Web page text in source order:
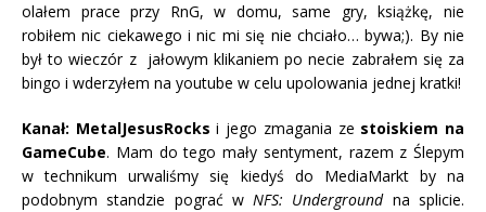
olałem prace przy RnG, w domu, same gry, książkę, nie
robiłem nic ciekawego i nic mi się nie chciało… bywa;). By nie
był to wieczór z jałowym klikaniem po necie zabrałem się za
bingo i wderzyłem na youtube w celu upolowania jednej kratki!
Kanał: MetalJesusRocks i jego zmagania ze stoiskiem na
GameCube. Mam do tego mały sentyment, razem z Ślepym
w technikum urwaliśmy się kiedyś do MediaMarkt by na
podobnym standzie pograć wNFS: Underground na splicie.